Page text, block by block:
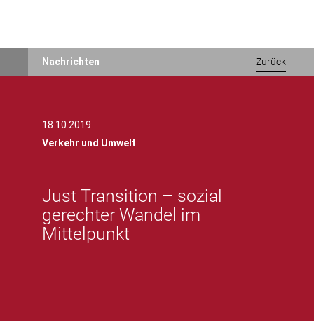
Nachrichten Zurück
18.10.2019
Verkehr und Umwelt
Just Transition – sozial
gerechter Wandel im
Mittelpunkt